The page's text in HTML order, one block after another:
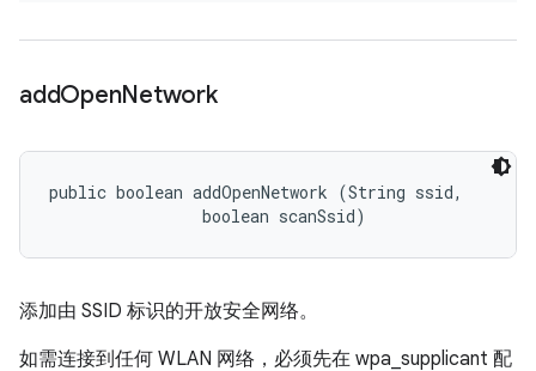
addOpenNetwork
public boolean addOpenNetwork (String ssid,
                boolean scanSsid)
添加由 SSID 标识的开放安全网络。
如需连接到任何 WLAN 网络，必须先在 wpa_supplicant 配